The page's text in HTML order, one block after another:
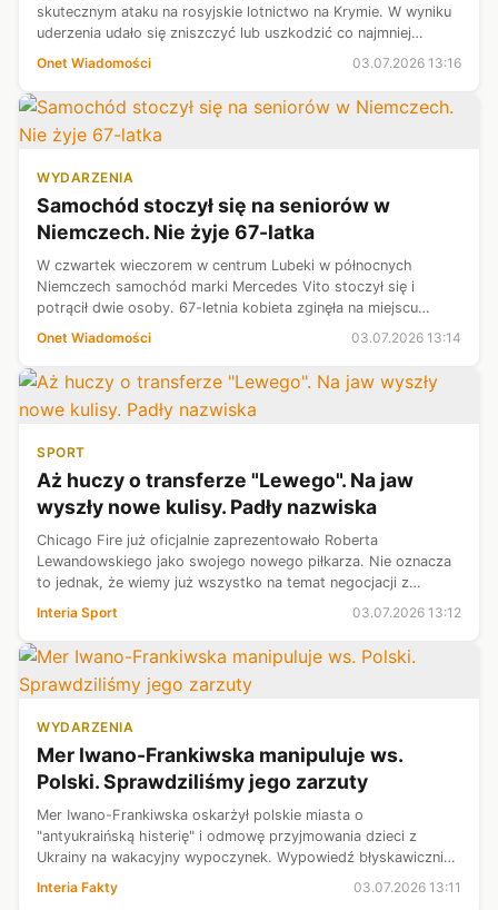
skutecznym ataku na rosyjskie lotnictwo na Krymie. W wyniku
uderzenia udało się zniszczyć lub uszkodzić co najmniej
siedem rosyjskich myśliwców i bombowców.
Onet Wiadomości 03.07.2026 13:16
WYDARZENIA
Samochód stoczył się na seniorów w
Niemczech. Nie żyje 67-latka
W czwartek wieczorem w centrum Lubeki w północnych
Niemczech samochód marki Mercedes Vito stoczył się i
potrącił dwie osoby. 67-letnia kobieta zginęła na miejscu
wypadku. 70-letni mężczyzna został przewieziony do szpitala
Onet Wiadomości 03.07.2026 13:14
SPORT
Aż huczy o transferze "Lewego". Na jaw
wyszły nowe kulisy. Padły nazwiska
Chicago Fire już oficjalnie zaprezentowało Roberta
Lewandowskiego jako swojego nowego piłkarza. Nie oznacza
to jednak, że wiemy już wszystko na temat negocjacji z
dziennikarze "Mundo Deportivo". Uj...
Interia Sport 03.07.2026 13:12
WYDARZENIA
Mer Iwano-Frankiwska manipuluje ws.
Polski. Sprawdziliśmy jego zarzuty
Mer Iwano-Frankiwska oskarżył polskie miasta o
"antyukraińską histerię" i odmowę przyjmowania dzieci z
Ukrainy na wakacyjny wypoczynek. Wypowiedź błyskawicznie
napięciami w relacjach Warszawy i Ki...
Interia Fakty 03.07.2026 13:11